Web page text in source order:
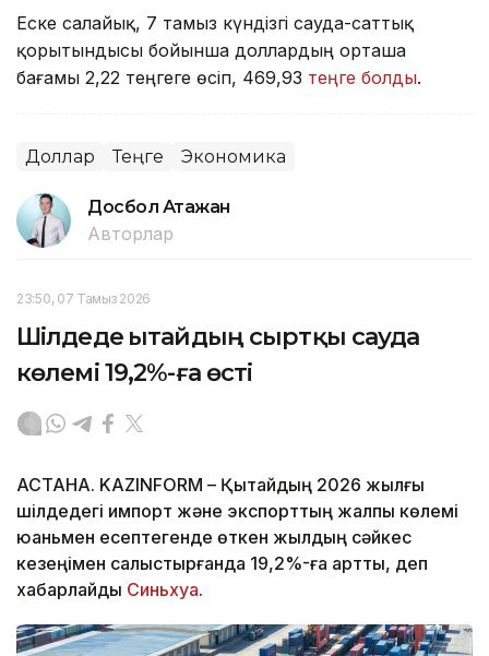
Еске салайық, 7 тамыз күндізгі сауда-саттық
қорытындысы бойынша доллардың орташа
бағамы 2,22 теңгеге өсіп, 469,93 теңге болды.
Доллар Теңге Экономика
Досбол Атажан
Авторлар
23:50, 07 Тамыз 2026
Шілдеде Қытайдың сыртқы сауда
көлемі 19,2%-ға өсті
АСТАНА. KAZINFORM – Қытайдың 2026 жылғы
шілдедегі импорт және экспорттың жалпы көлемі
юаньмен есептегенде өткен жылдың сәйкес
кезеңімен салыстырғанда 19,2%-ға артты, деп
хабарлайды Синьхуа.